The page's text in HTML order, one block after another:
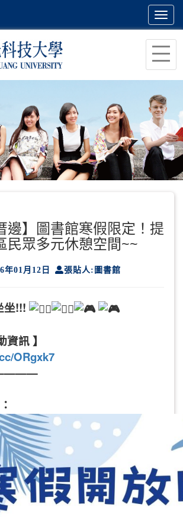
邊】圖書館寒假限定！提
民眾多元休憩空間~~
年01月12日 張貼人:圖書館
坐!!!
資訊 】
ORgxk7